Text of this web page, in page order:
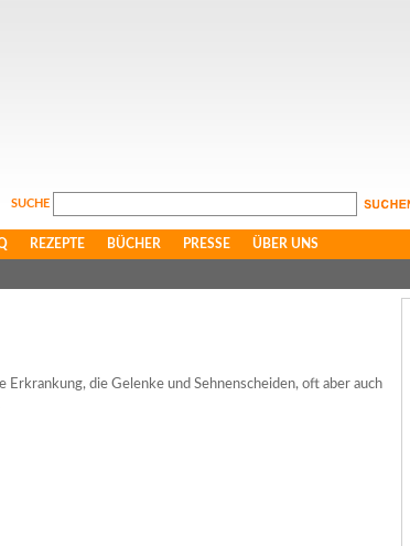
SUCHE
REZEPTE BÜCHER PRESSE ÜBER UNS
Erkrankung, die Gelenke und Sehnenscheiden, oft aber auch